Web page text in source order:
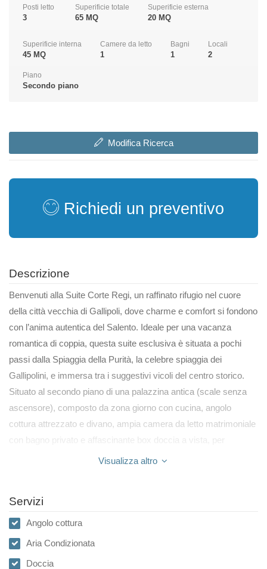
Posti letto
3
Superificie totale
65 MQ
Superificie esterna
20 MQ
Superificie interna
45 MQ
Camere da letto
1
Bagni
1
Locali
2
Piano
Secondo piano
Modifica Ricerca
Richiedi un preventivo
Descrizione
Benvenuti alla Suite Corte Regi, un raffinato rifugio nel cuore
della città vecchia di Gallipoli, dove charme e comfort si fondono
con l’anima autentica del Salento. Ideale per una vacanza
romantica di coppia, questa suite esclusiva è situata a pochi
passi dalla Spiaggia della Purità, la celebre spiaggia dei
Gallipolini, e immersa tra i suggestivi vicoli del centro storico.
Situato al secondo piano di una palazzina antica (scale senza
ascensore), composto da zona giorno con cucina, angolo
cottura attrezzato e divano, ampia camera da letto matrimoniale
con bagno privato e affascinante box doccia a vista, per
un’esperienza unica e intima, perfetta per rilassarsi in totale
Gallipoli La posizione strategica ti permetterà di vivere appieno il
centro storico, tra ristorantini tipici, botteghe, arte barocca e
scorci mozzafiato, il tutto a due passi dal mare.
Visualizza altro
Servizi
Angolo cottura
Aria Condizionata
Doccia